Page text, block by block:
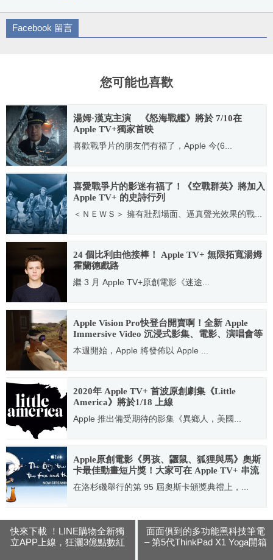
Facebook 留言
您可能也喜歡
湯姆·漢克主演 《怒海戰艦》將於 7/10在
Apple TV+獨家首映
喜歡戰爭片的朋友們有福了，Apple 今(6...
2020.06.12
喜愛戰爭片的影迷有福了！《空戰群英》將加入
Apple TV+ 的史詩行列
＜ＮＥＷＳ＞ 擁有壯烈場面、逼真聲光效果的戰...
2021.04.08
24 個比利由他接棒！ Apple TV+ 無限拓寬湯姆
霍蘭德戲路
繼 3 月 Apple TV+原創電影《迷途...
2021.04.09
Apple Vision Pro快登台開賣啊！全新 Apple
Immersive Video 沉浸式影集、電影、演唱會等
豐富內容登場
本週開始，Apple 將發佈以 Apple ...
2020年 Apple TV+ 首波原創劇集《Little
America》將於1/18 上線
Apple 推出備受期待的影集《異鄉人，美國...
2019.12.23
Apple原創電影《男孩、鼴鼠、狐狸與馬》奧斯
卡最佳動畫短片獎！大家可在 Apple TV+ 串流
觀賞囉～
在洛杉磯舉行的第 95 屆奧斯卡頒獎典禮上，...
快來下載 ！LINE購物全新獨
立APP上線，狂灑3億點數紅
面面俱到的多功能黑科技筆電
– 第5代ThinkPad X1 Yoga開箱